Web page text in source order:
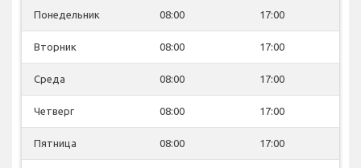
Понедельник 08:00 17:00
Вторник 08:00 17:00
Среда 08:00 17:00
Четверг 08:00 17:00
Пятница 08:00 17:00